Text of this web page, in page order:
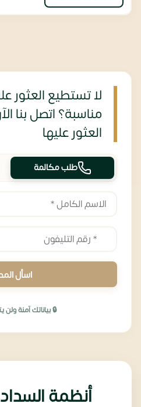
لا تستطيع العثور
مناسبة؟ اتصل
العثور عليها
طلب مكالمة
اسأل
🔒 بياناتك آمنة
أنظمة